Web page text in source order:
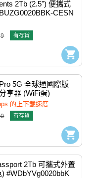
2Tb (2.5") 便攜式
CESN
有存貨
5G 全球通國際版
享器 (WiFi蛋)
的上下載速度
有存貨
2Tb 可攜式外置
#WDbYVg0020bbK